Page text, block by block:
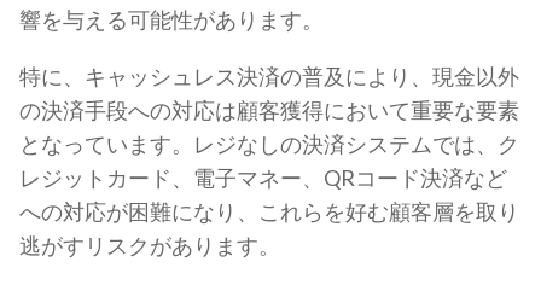
響を与える可能性があります。
特に、キャッシュレス決済の普及により、現金以外
の決済手段への対応は顧客獲得において重要な要素
となっています。レジなしの決済システムでは、ク
レジットカード、電子マネー、QRコード決済など
への対応が困難になり、これらを好む顧客層を取り
逃がすリスクがあります。